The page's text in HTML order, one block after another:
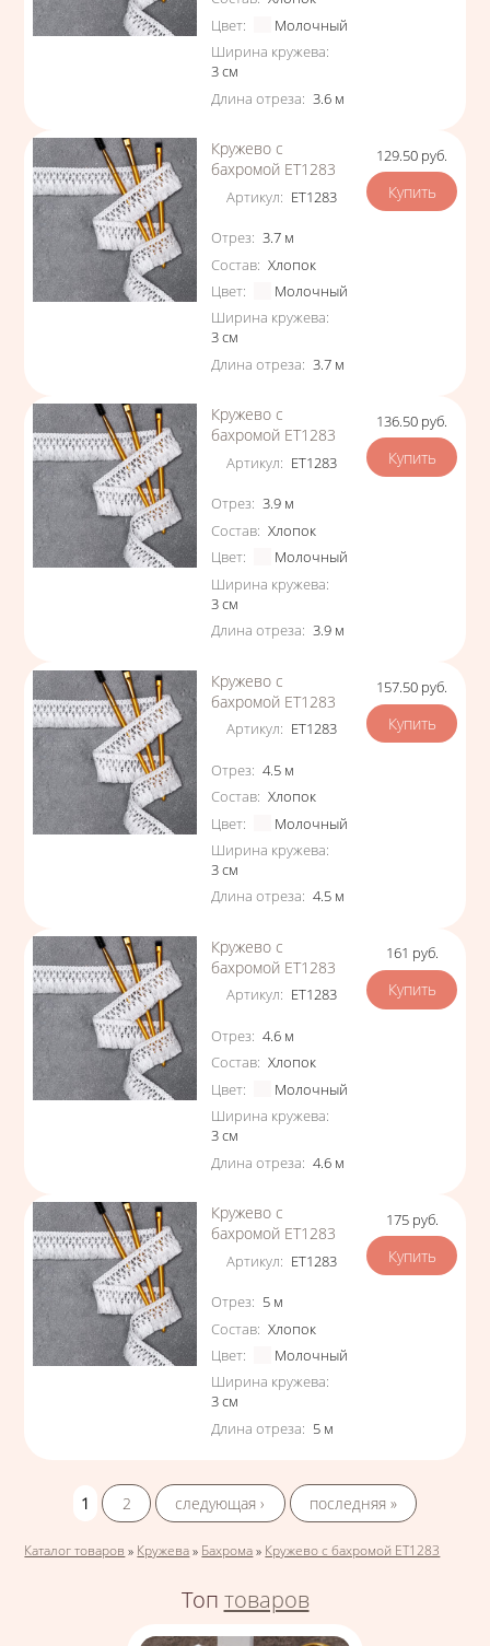
Цвет:
Молочный
Ширина кружева:
3см
Длина отреза: 3.6 м
Кружево с
бахромой ЕТ1283
Артикул: ЕТ1283
Характеристики
Отрез: 3.7 м
Состав: Хлопок
Цвет:
Молочный
Ширина кружева:
3см
Длина отреза: 3.7 м
Цена
129.50 руб.
Кружево с
бахромой ЕТ1283
Артикул: ЕТ1283
Характеристики
Отрез: 3.9 м
Состав: Хлопок
Цвет:
Молочный
Ширина кружева:
3см
Длина отреза: 3.9 м
Цена
136.50 руб.
Кружево с
бахромой ЕТ1283
Артикул: ЕТ1283
Характеристики
Отрез: 4.5 м
Состав: Хлопок
Цвет:
Молочный
Ширина кружева:
3см
Длина отреза: 4.5 м
Цена
157.50 руб.
Кружево с
бахромой ЕТ1283
Артикул: ЕТ1283
Характеристики
Отрез: 4.6 м
Состав: Хлопок
Цвет:
Молочный
Ширина кружева:
3см
Длина отреза: 4.6 м
Цена
161 руб.
Кружево с
бахромой ЕТ1283
Артикул: ЕТ1283
Характеристики
Отрез: 5 м
Состав: Хлопок
Цвет:
Молочный
Ширина кружева:
3см
Длина отреза: 5 м
Цена
175 руб.
1
2 следующая › последняя »
Вы здесь
Каталог товаров » Кружева » Бахрома » Кружево с бахромой ЕТ1283
Топ товаров